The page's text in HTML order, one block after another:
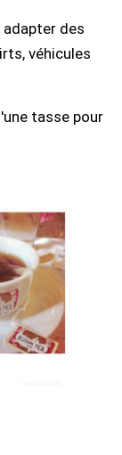
des
véhicules
tasse pour